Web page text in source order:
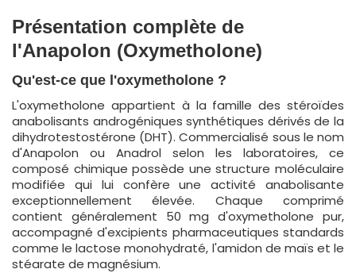
Présentation complète de
l'Anapolon (Oxymetholone)
Qu'est-ce que l'oxymetholone ?
L'oxymetholone appartient à la famille des stéroïdes
anabolisants androgéniques synthétiques dérivés de la
dihydrotestostérone (DHT). Commercialisé sous le nom
d'Anapolon ou Anadrol selon les laboratoires, ce
composé chimique possède une structure moléculaire
modifiée qui lui confère une activité anabolisante
exceptionnellement élevée. Chaque comprimé
contient généralement 50 mg d'oxymetholone pur,
accompagné d'excipients pharmaceutiques standards
comme le lactose monohydraté, l'amidon de maïs et le
stéarate de magnésium.